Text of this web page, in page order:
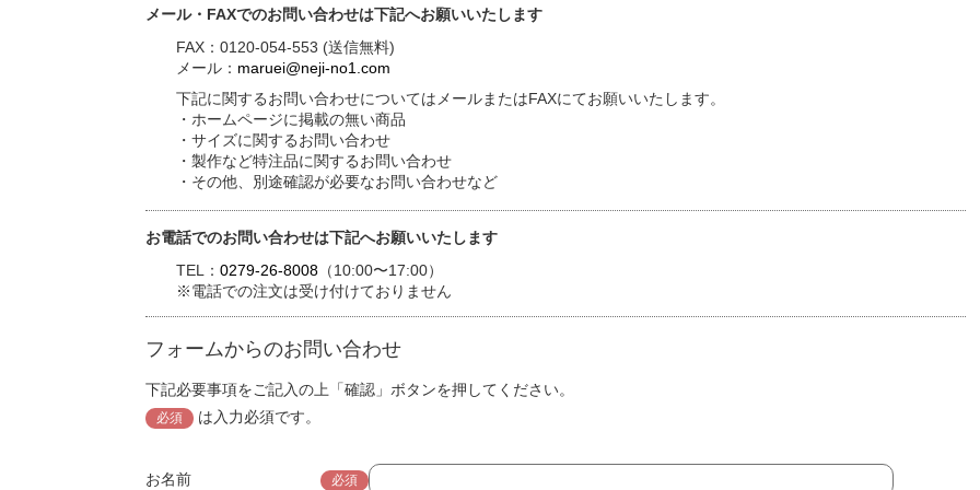
メール・FAXでのお問い合わせは下記へお願いいたします
FAX：0120-054-553 (送信無料)
メール： maruei@neji-no1.com
下記に関するお問い合わせについてはメールまたはFAXにてお願いいたします。
・ホームページに掲載の無い商品
・サイズに関するお問い合わせ
・製作など特注品に関するお問い合わせ
・その他、別途確認が必要なお問い合わせなど
お電話でのお問い合わせは下記へお願いいたします
TEL： 0279-26-8008 （10:00〜17:00）
※電話での注文は受け付けておりません
フォームからのお問い合わせ
下記必要事項をご記入の上「確認」ボタンを押してください。
必須 は入力必須です。
お名前 必須